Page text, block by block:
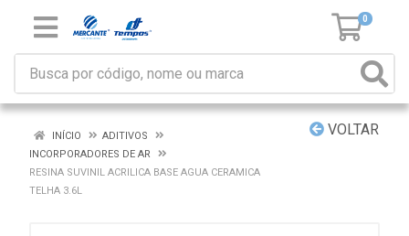
0
VOLTAR
INÍCIO
ADITIVOS
INCORPORADORES DE AR
RESINA SUVINIL ACRILICA BASE AGUA CERAMICA
TELHA 3.6L